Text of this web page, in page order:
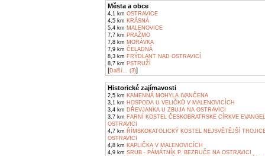
Města a obce
4,1 km OSTRAVICE
4,5 km KRÁSNÁ
5,4 km MALENOVICE
7,7 km PRAŽMO
7,8 km MORÁVKA
7,9 km ČELADNÁ
8,3 km FRÝDLANT NAD OSTRAVICÍ
8,7 km PSTRUŽÍ
[Další... (3)]
Historické zajímavosti
2,5 km KAMENNÁ MOHYLA IVANČENA
3,1 km HOSPODA U VELIČKŮ V MALENOVICÍCH
3,4 km DŘEVJANKA U ZBUJA NA OSTRAVICI
3,7 km FARNÍ KOSTEL ČESKOBRATRSKÉ CÍRKVE
OSTRAVICI
4,7 km ŘÍMSKOKATOLICKÝ KOSTEL NEJSVĚTĚJŠÍ
OSTRAVICI
4,8 km KAPLIČKA V MALENOVICÍCH
4,9 km SRUB - PÁMÁTNÍK P. BEZRUČE NA OSTRAVICI